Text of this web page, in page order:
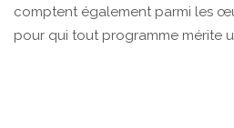
comptent également parmi les
pour qui tout programme mérite